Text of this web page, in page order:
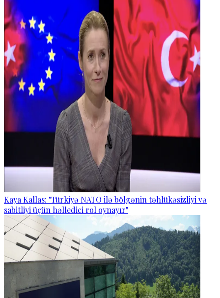
Kaya Kallas: "Türkiyə NATO ilə bölgənin təhlükəsizliyi və
sabitliyi üçün həlledici rol oynayır"